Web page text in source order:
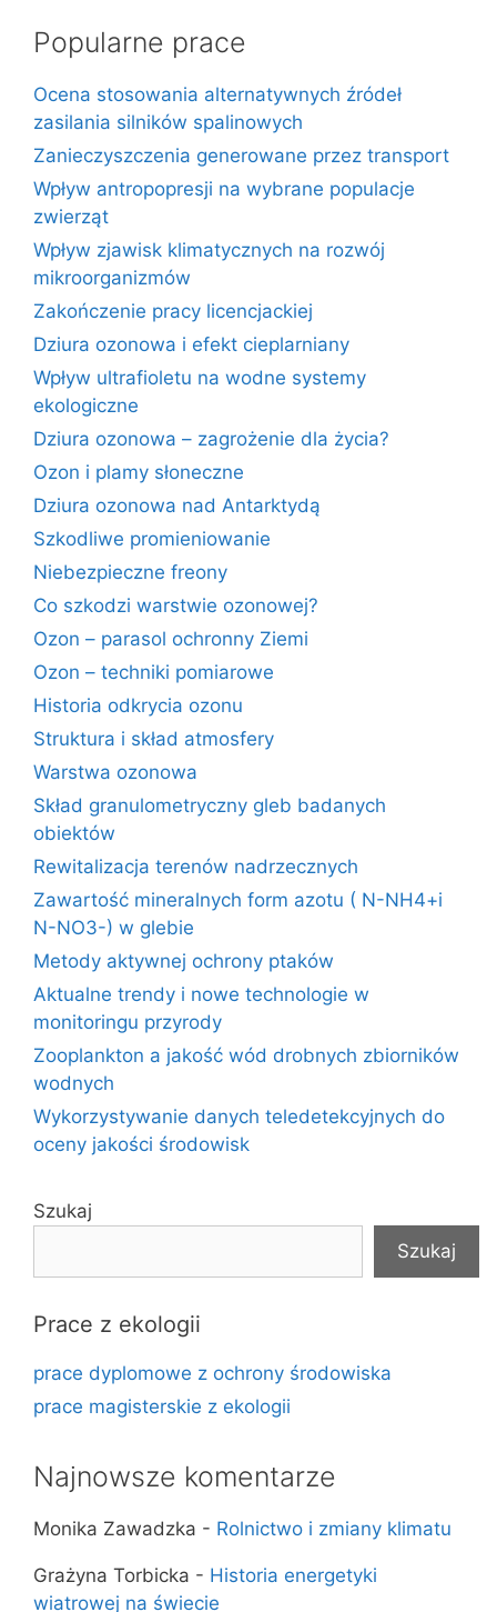
Popularne prace
Ocena stosowania alternatywnych źródeł
zasilania silników spalinowych
Zanieczyszczenia generowane przez transport
Wpływ antropopresji na wybrane populacje
zwierząt
Wpływ zjawisk klimatycznych na rozwój
mikroorganizmów
Zakończenie pracy licencjackiej
Dziura ozonowa i efekt cieplarniany
Wpływ ultrafioletu na wodne systemy
ekologiczne
Dziura ozonowa – zagrożenie dla życia?
Ozon i plamy słoneczne
Dziura ozonowa nad Antarktydą
Szkodliwe promieniowanie
Niebezpieczne freony
Co szkodzi warstwie ozonowej?
Ozon – parasol ochronny Ziemi
Ozon – techniki pomiarowe
Historia odkrycia ozonu
Struktura i skład atmosfery
Warstwa ozonowa
Skład granulometryczny gleb badanych
obiektów
Rewitalizacja terenów nadrzecznych
Zawartość mineralnych form azotu ( N-NH4+i
N-NO3-) w glebie
Metody aktywnej ochrony ptaków
Aktualne trendy i nowe technologie w
monitoringu przyrody
Zooplankton a jakość wód drobnych zbiorników
wodnych
Wykorzystywanie danych teledetekcyjnych do
oceny jakości środowisk
Szukaj
Szukaj
Prace z ekologii
prace dyplomowe z ochrony środowiska
prace magisterskie z ekologii
Najnowsze komentarze
Monika Zawadzka - Rolnictwo i zmiany klimatu
Grażyna Torbicka - Historia energetyki
wiatrowej na świecie